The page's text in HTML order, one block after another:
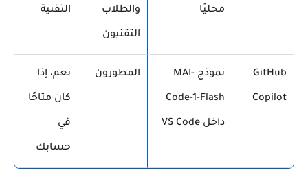
محليًا والطلاب
التقنيون
التقنية
GitHub
Copilot
نموذج MAI-
Code-1-Flash
داخل VS Code
المطورون نعم، إذا
كان متاحًا
في
حسابك